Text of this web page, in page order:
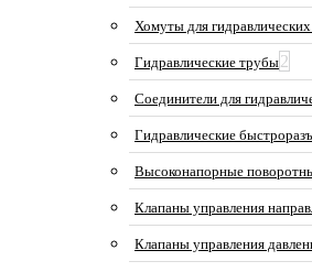
Хомуты для
Гидравлические трубы2
Соединители для
Гидравлические
Высоконапорные
Клапаны управления
Клапаны управления